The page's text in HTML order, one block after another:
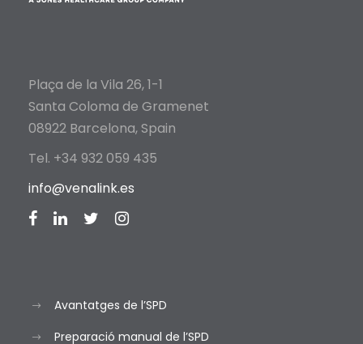
Plaça de la Vila 26, 1-1
Santa Coloma de Gramenet
08922 Barcelona, Spain
Tel. +34 932 059 435
info@venalink.es
Avantatges de l’SPD
Preparació manual de l’SPD